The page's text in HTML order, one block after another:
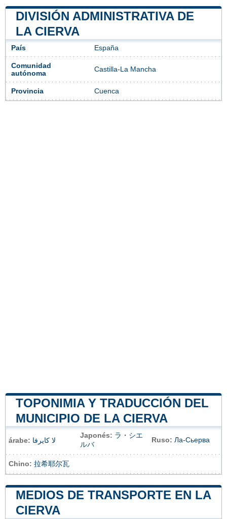
DIVISIÓN ADMINISTRATIVA DE
LA CIERVA
País España
Comunidad
autónoma
Castilla-La Mancha
Provincia Cuenca
TOPONIMIA Y TRADUCCIÓN DEL
MUNICIPIO DE LA CIERVA
árabe: لا كايرفا
Japonés: ラ・シエ
ルバ
Ruso: Ла-Сьерва
Chino: 拉希耶尔瓦
MEDIOS DE TRANSPORTE EN LA
CIERVA